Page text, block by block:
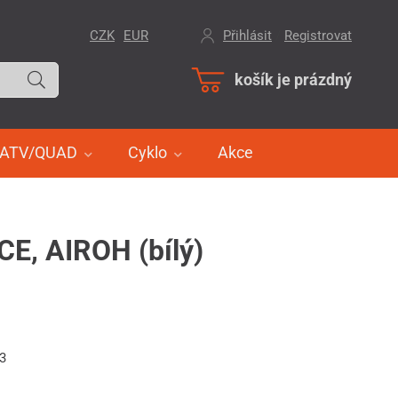
košík je prázdný
ATV/QUAD Cyklo Akce
CZK EUR Přihlásit Registrovat
AIROH (bílý)